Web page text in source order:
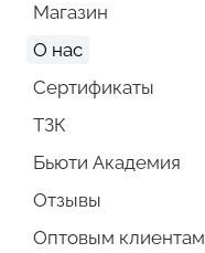
Магазин
О нас
Сертификаты
ТЗК
Бьюти Академия
Отзывы
Оптовым клиентам